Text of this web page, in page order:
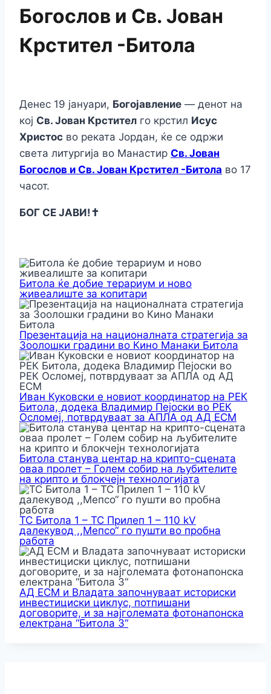
Богослов и Св. Јован
Крстител -Битола
Денес 19 јануари, Богојавление — денот на
кој Св. Јован Крстител го крстил Исус
Христос во реката Јордан, ќе се одржи
света литургија во Манастир Св. Јован
Богослов и Св. Јован Крстител -Битола во 17
часот.
БОГ СЕ ЈАВИ!✝️
Битола ќе добие терариум и ново
живеалиште за копитари
Презентација на националната стратегија за
Зоолошки градини во Кино Манаки Битола
Иван Куковски е новиот координатор на РЕК
Битола, додека Владимир Пејоски во РЕК
Осломеј, потврдуваат за АПЛА од АД ЕСМ
Битола станува центар на крипто-сцената
оваа пролет – Голем собир на љубителите
на крипто и блокчејн технологијата
ТС Битола 1 – ТС Прилеп 1 – 110 kV
далекувод ,,Мепсо“ го пушти во пробна
работа
АД ЕСМ и Владата започнуваат историски
инвестициски циклус, потпишани
договорите, и за најголемата фотонапонска
електрана “Битола 3“